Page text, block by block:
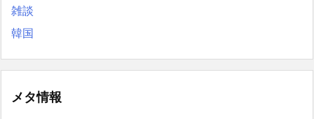
雑談
韓国
メタ情報